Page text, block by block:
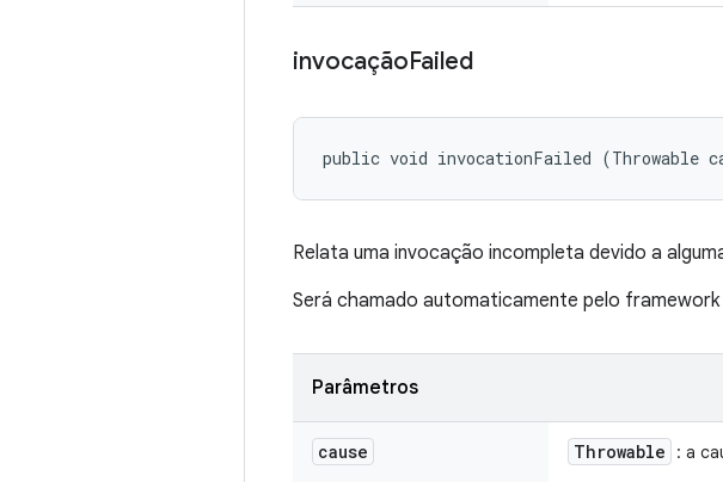
invocaçãoFailed
public void invocationFailed (Throwable
Relata uma invocação incompleta devido a
Será chamado automaticamente pelo
Parâmetros
cause Throwable : a